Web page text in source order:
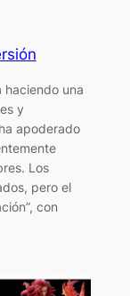
haciendo una
y
apoderado
Los
pero el
con